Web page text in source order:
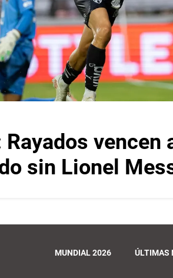
Rayados
sin Lionel
MUNDIAL 2026 ÚLTIMAS